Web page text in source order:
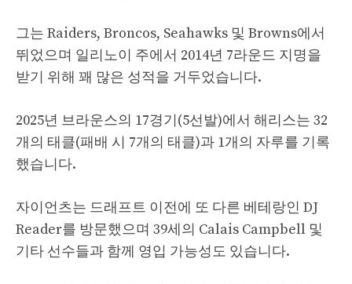
그는 Raiders, Broncos, Seahawks 및 Browns에서
뛰었으며 일리노이 주에서 2014년 7라운드 지명을
받기 위해 꽤 많은 성적을 거두었습니다.
2025년 브라운스의 17경기(5선발)에서 해리스는 32
개의 태클(패배 시 7개의 태클)과 1개의 자루를 기록
했습니다.
자이언츠는 드래프트 이전에 또 다른 베테랑인 DJ
Reader를 방문했으며 39세의 Calais Campbell 및
기타 선수들과 함께 영입 가능성도 있습니다.